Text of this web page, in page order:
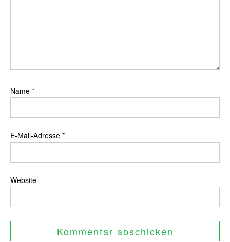
Name *
E-Mail-Adresse *
Website